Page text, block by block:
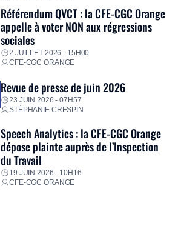
Référendum QVCT : la CFE-CGC Orange
appelle à voter NON aux régressions
sociales
2 JUILLET 2026 - 15H00
CFE-CGC ORANGE
Revue de presse de juin 2026
23 JUIN 2026 - 07H57
STÉPHANIE CRESPIN
Speech Analytics : la CFE-CGC Orange
dépose plainte auprès de l’Inspection
du Travail
19 JUIN 2026 - 10H16
CFE-CGC ORANGE